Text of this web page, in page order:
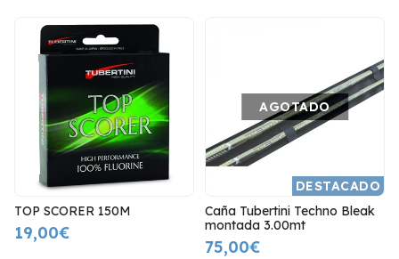
TOP SCORER 150M
19,00€
DESTACADO
AGOTADO
Caña Tubertini Techno Bleak
montada 3.00mt
75,00€